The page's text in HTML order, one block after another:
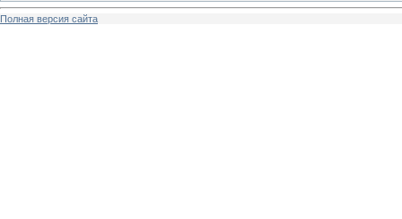
Полная версия сайта